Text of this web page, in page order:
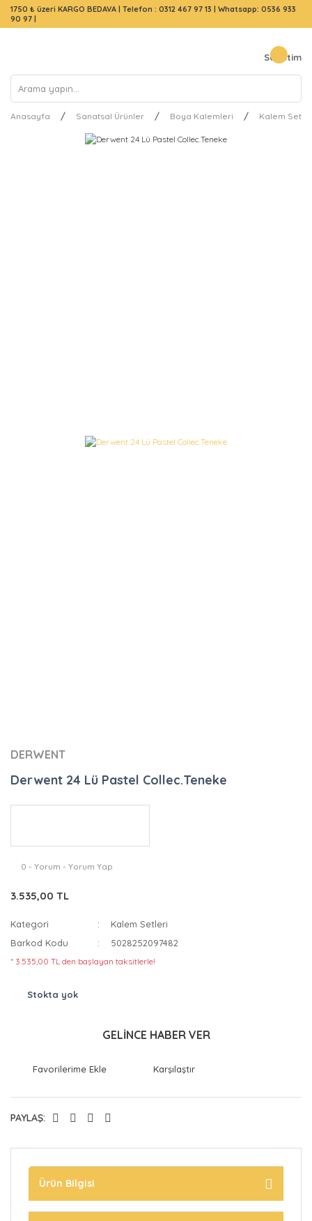
1750 ₺ üzeri KARGO BEDAVA | Telefon : 0312 467 97 13 | Whatsapp: 0536 933
90 97 |
Sepetim
Anasayfa Sanatsal Ürünler Boya Kalemleri Kalem
DERWENT
Derwent 24 Lü Pastel Collec.Teneke
0 - Yorum - Yorum Yap
3.535,00 TL
Kategori
Kalem Setleri
Barkod Kodu
5028252097482
* 3.535,00 TL den başlayan taksitlerle!
Stokta yok
GELİNCE HABER VER
Karşılaştır
PAYLAŞ:
Ürün Bilgisi